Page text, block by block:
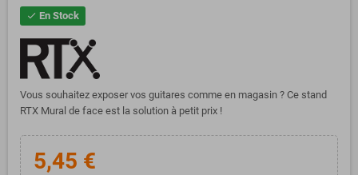
check En Stock
Vous souhaitez exposer vos guitares comme en magasin ? Ce stand
RTX Mural de face est la solution à petit prix !
5,45 €